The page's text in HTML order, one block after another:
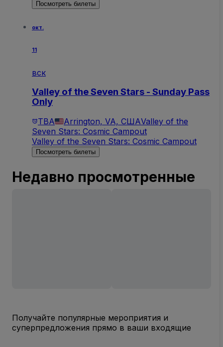
Посмотреть билеты
окт.
11
вск
Valley of the Seven Stars - Sunday Pass
Only
TBA Arrington, VA, СШАValley of the
Seven Stars: Cosmic Campout
Valley of the Seven Stars: Cosmic Campout
Посмотреть билеты
Недавно просмотренные
Получайте популярные мероприятия и
суперпредложения прямо в ваши входящие